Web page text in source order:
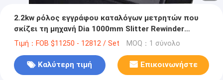
2.2kw ρόλος εγγράφου καταλόγων μετρητών που
σκίζει τη μηχανή Dia 1000mm Slitter Rewinder
ρόλων εγγράφου
Τιμή：FOB $11250 - 12812 / Set MOQ：1 σύνολο
Καλύτερη τιμή Επικοινωνήστε